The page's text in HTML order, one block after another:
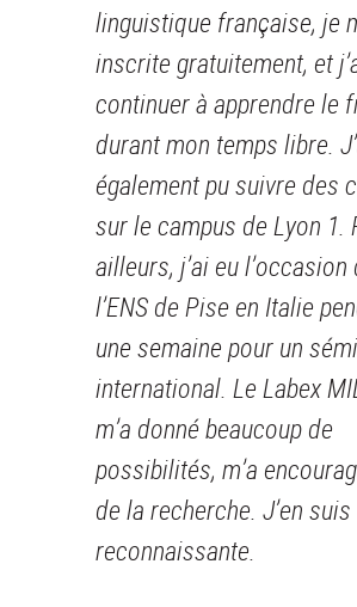
linguistique française, je
inscrite gratuitement, et
continuer à apprendre le
durant mon temps libre.
également pu suivre des
sur le campus de Lyon 1.
ailleurs, j’ai eu l’occasion
l’ENS de Pise en Italie
une semaine pour un
international. Le Labex
m’a donné beaucoup de
possibilités, m’a
de la recherche. J’en
reconnaissante.